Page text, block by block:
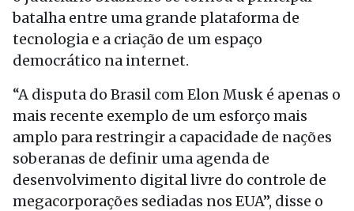
batalha entre uma grande plataforma de
tecnologia e a criação de um espaço
democrático na internet.
“A disputa do Brasil com Elon Musk é apenas o
mais recente exemplo de um esforço mais
amplo para restringir a capacidade de nações
soberanas de definir uma agenda de
desenvolvimento digital livre do controle de
megacorporações sediadas nos EUA”, disse o